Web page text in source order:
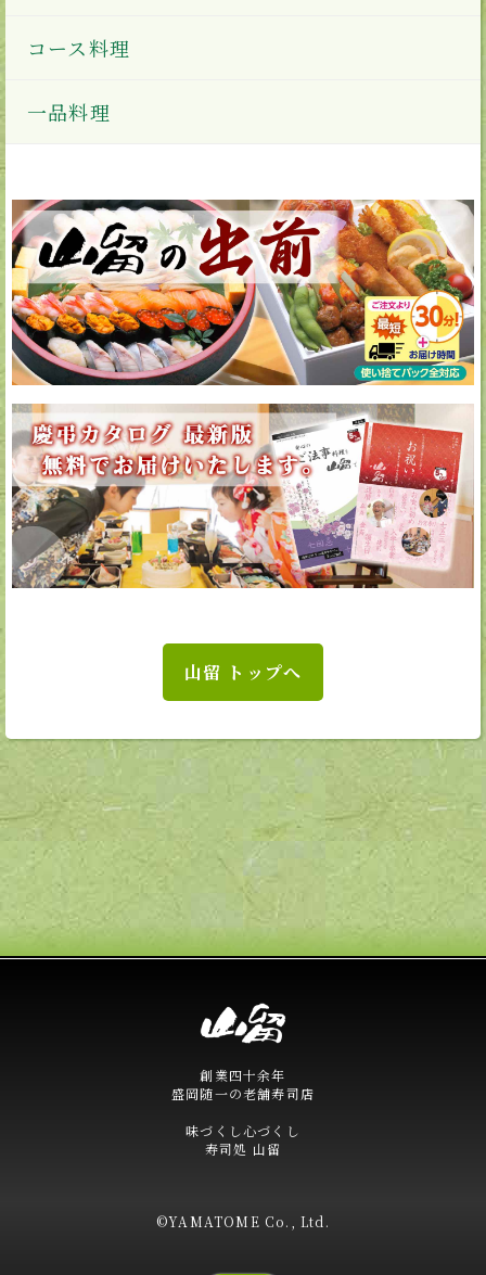
コース料理
一品料理
山留 トップへ
創業四十余年
盛岡随一の老舗寿司店
味づくし心づくし
寿司処 山留
©YAMATOME Co., Ltd.